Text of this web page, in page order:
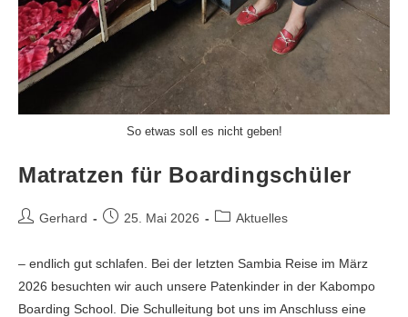
So etwas soll es nicht geben!
Matratzen für Boardingschüler
Gerhard 25. Mai 2026 Aktuelles
– endlich gut schlafen. Bei der letzten Sambia Reise im März
2026 besuchten wir auch unsere Patenkinder in der Kabompo
Boarding School. Die Schulleitung bot uns im Anschluss eine